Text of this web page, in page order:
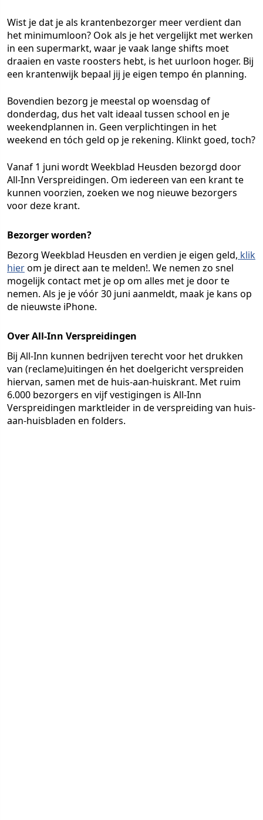
Wist je dat je als krantenbezorger meer verdient dan
het minimumloon? Ook als je het vergelijkt met werken
in een supermarkt, waar je vaak lange shifts moet
draaien en vaste roosters hebt, is het uurloon hoger. Bij
een krantenwijk bepaal jij je eigen tempo én planning.
Bovendien bezorg je meestal op woensdag of
donderdag, dus het valt ideaal tussen school en je
weekendplannen in. Geen verplichtingen in het
weekend en tóch geld op je rekening. Klinkt goed, toch?
Vanaf 1 juni wordt Weekblad Heusden bezorgd door
All-Inn Verspreidingen. Om iedereen van een krant te
kunnen voorzien, zoeken we nog nieuwe bezorgers
voor deze krant.
Bezorger worden?
Bezorg Weekblad Heusden en verdien je eigen geld, klik
hierom je direct aan te melden!. We nemen zo snel
mogelijk contact met je op om alles met je door te
nemen. Als je je vóór 30 juni aanmeldt, maak je kans op
de nieuwste iPhone.
Over All-Inn Verspreidingen
Bij All-Inn kunnen bedrijven terecht voor het drukken
van (reclame)uitingen én het doelgericht verspreiden
hiervan, samen met de huis-aan-huiskrant. Met ruim
6.000 bezorgers en vijf vestigingen is All-Inn
Verspreidingen marktleider in de verspreiding van huis-
aan-huisbladen en folders.